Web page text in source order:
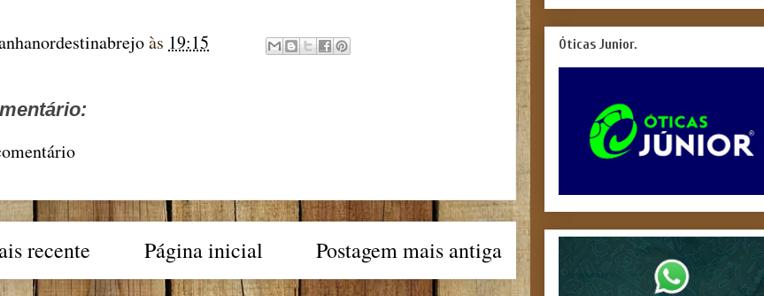
às 19:15
recente Postagem mais antiga
Página inicial
Óticas Junior.